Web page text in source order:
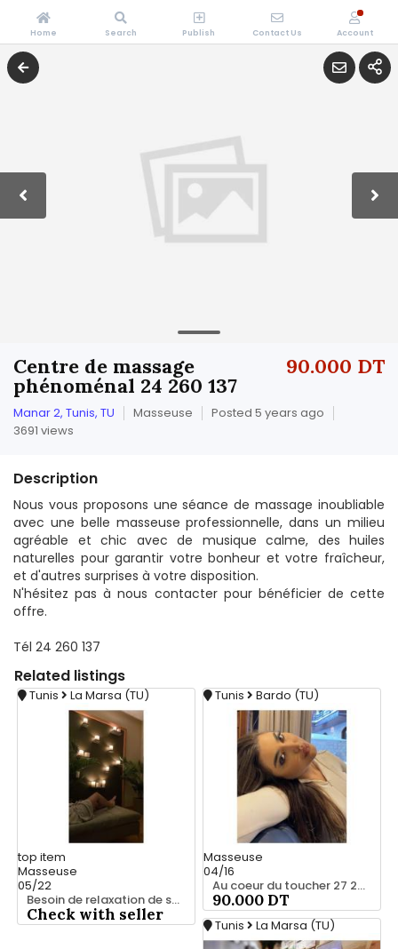
90.000 DT
Centre de massage
phénoménal 24 260 137
Manar 2, Tunis, TU Masseuse
Posted 5 years ago
3691 views
Description
Nous vous proposons une séance de massage inoubliable
avec une belle masseuse professionnelle, dans un milieu
agréable et chic avec de musique calme, des huiles
naturelles pour garantir votre bonheur et votre fraîcheur,
et d'autres surprises à votre disposition.
N'hésitez pas à nous contacter pour bénéficier de cette
offre.
Tél 24 260 137
Related listings
Tunis La Marsa (TU)
top item
Masseuse
05/22
Besoin de relaxation de se vider la tête ? 28 635 347
Check with seller
Tunis Bardo (TU)
Masseuse
04/16
Au coeur du toucher 27 221 122
90.000 DT
Tunis La Marsa (TU)
Home Search Publish Contact Us Account